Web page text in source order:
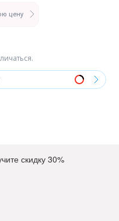
цену
скидку 30%